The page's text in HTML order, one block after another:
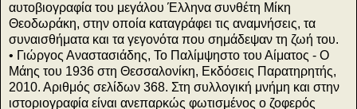
αυτοβιογραφία του μεγάλου Έλληνα συνθέτη Μίκη
Θεοδωράκη, στην οποία καταγράφει τις αναμνήσεις, τα
συναισθήματα και τα γεγονότα που σημάδεψαν τη ζωή του.
• Γιώργος Αναστασιάδης, Το Παλίμψηστο του Αίματος - Ο
Μάης του 1936 στη Θεσσαλονίκη, Εκδόσεις Παρατηρητής,
2010. Αριθμός σελίδων 368. Στη συλλογική μνήμη και στην
ιστοριογραφία είναι ανεπαρκώς φωτισμένος ο ζοφερός